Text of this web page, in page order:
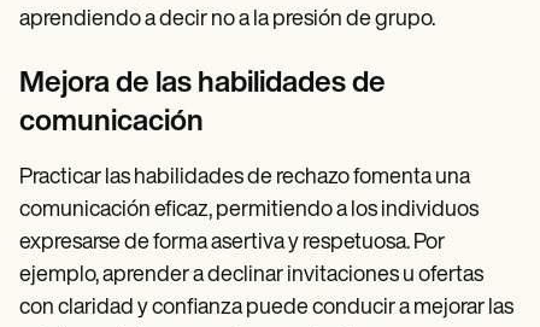
aprendiendo a decir no a la presión de grupo.
Mejora de las habilidades de
comunicación
Practicar las habilidades de rechazo fomenta una
comunicación eficaz, permitiendo a los individuos
expresarse de forma asertiva y respetuosa. Por
ejemplo, aprender a declinar invitaciones u ofertas
con claridad y confianza puede conducir a mejorar las